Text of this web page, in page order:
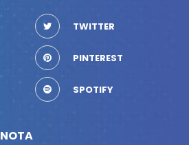
TWITTER
PINTEREST
SPOTIFY